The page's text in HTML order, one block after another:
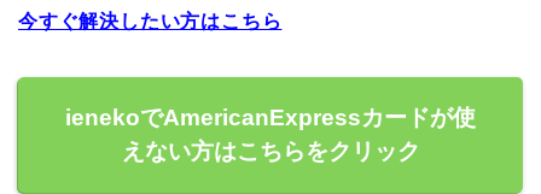
今すぐ解決したい方はこちら
ienekoでAmericanExpressカードが使
えない方はこちらをクリック